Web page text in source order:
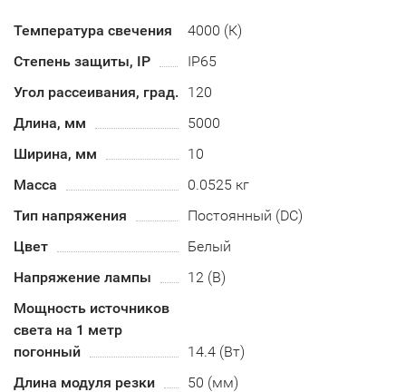
Температура свечения
4000 (К)
Степень защиты, IP
IP65
Угол рассеивания, град. 120
Длина, мм
5000
Ширина, мм
10
Масса
0.0525 кг
Тип напряжения
Постоянный (DC)
Цвет
Белый
Напряжение лампы
12 (В)
Мощность источников
света на 1 метр
погонный
14.4 (Вт)
Длина модуля резки
50 (мм)